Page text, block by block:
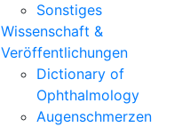
Sonstiges
Wissenschaft &
Veröffentlichungen
Dictionary of
Ophthalmology
Augenschmerzen